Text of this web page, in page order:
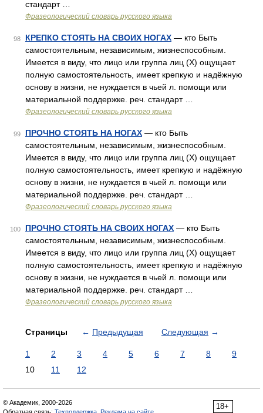
стандарт …
Фразеологический словарь русского языка
98 КРЕПКО СТОЯТЬ НА СВОИХ НОГАХ — кто Быть
самостоятельным, независимым, жизнеспособным.
Имеется в виду, что лицо или группа лиц (Х) ощущает
полную самостоятельность, имеет крепкую и надёжную
основу в жизни, не нуждается в чьей л. помощи или
материальной поддержке. реч. стандарт …
Фразеологический словарь русского языка
99 ПРОЧНО СТОЯТЬ НА НОГАХ — кто Быть
самостоятельным, независимым, жизнеспособным.
Имеется в виду, что лицо или группа лиц (Х) ощущает
полную самостоятельность, имеет крепкую и надёжную
основу в жизни, не нуждается в чьей л. помощи или
материальной поддержке. реч. стандарт …
Фразеологический словарь русского языка
100 ПРОЧНО СТОЯТЬ НА СВОИХ НОГАХ — кто Быть
самостоятельным, независимым, жизнеспособным.
Имеется в виду, что лицо или группа лиц (Х) ощущает
полную самостоятельность, имеет крепкую и надёжную
основу в жизни, не нуждается в чьей л. помощи или
материальной поддержке. реч. стандарт …
Фразеологический словарь русского языка
Страницы ← Предыдущая Следующая →
1 2 3 4 5 6 7 8
9
10
11 12
18+
© Академик, 2000-2026